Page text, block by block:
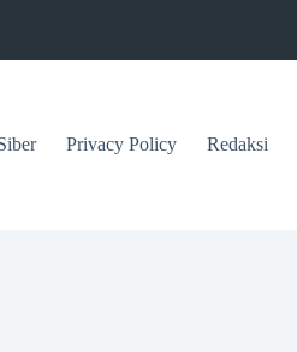
Privacy Policy Redaksi